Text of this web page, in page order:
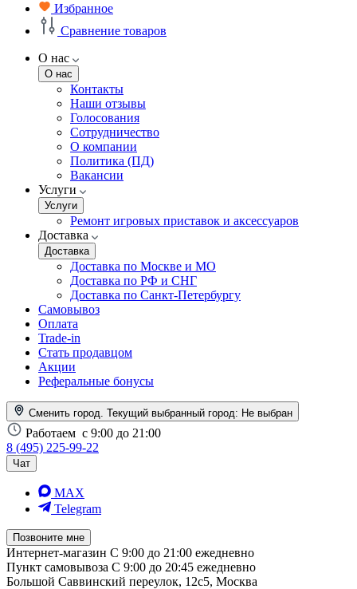
Избранное
Сравнение товаров
О нас
О нас
Контакты
Наши отзывы
Голосования
Сотрудничество
О компании
Политика (ПД)
Вакансии
Услуги
Услуги
Ремонт игровых приставок и аксессуаров
Доставка
Доставка
Доставка по Москве и МО
Доставка по РФ и СНГ
Доставка по Санкт-Петербургу
Самовывоз
Оплата
Trade-in
Стать продавцом
Акции
Реферальные бонусы
Сменить город. Текущий выбранный город: Не выбран
Работаем с 9:00 до 21:00
8 (495) 225-99-22
Чат
MAX
Telegram
Позвоните мне
Интернет-магазин С 9:00 до 21:00 ежедневно
Пункт самовывоза С 9:00 до 20:45 ежедневно
Большой Саввинский переулок, 12с5, Москва